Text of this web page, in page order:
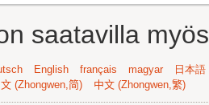
saatavilla
English français magyar
日本
(Zhongwen,简) 中文 (Zhongwen,繁)